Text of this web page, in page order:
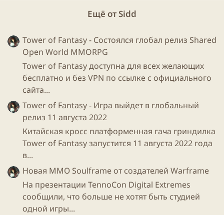
Кроме того, в эти четыре дня бесплатными будут
следующиеигры, плюс каждые сутки будет
прибавляться еще бесплатная
Думаю за 4 дня можно тиранию пройти)
Ещё от Sidd
Tower of Fantasy - Состоялся глобал релиз Shared
Open World MMORPG
Tower of Fantasy доступна для всех желающих
бесплатно и без VPN по ссылке с официального
сайта...
Tower of Fantasy - Игра выйдет в глобальный
релиз 11 августа 2022
Китайская кросс платформенная гача гриндилка
Tower of Fantasy запустится 11 августа 2022 года
в...
Новая ММО Soulframe от создателей Warframe
На презентации TennoCon Digital Extremes
сообщили, что больше не хотят быть студией
одной игры...